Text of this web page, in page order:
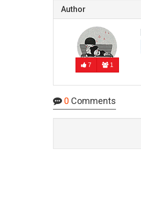
Author
7 1
0 Comments